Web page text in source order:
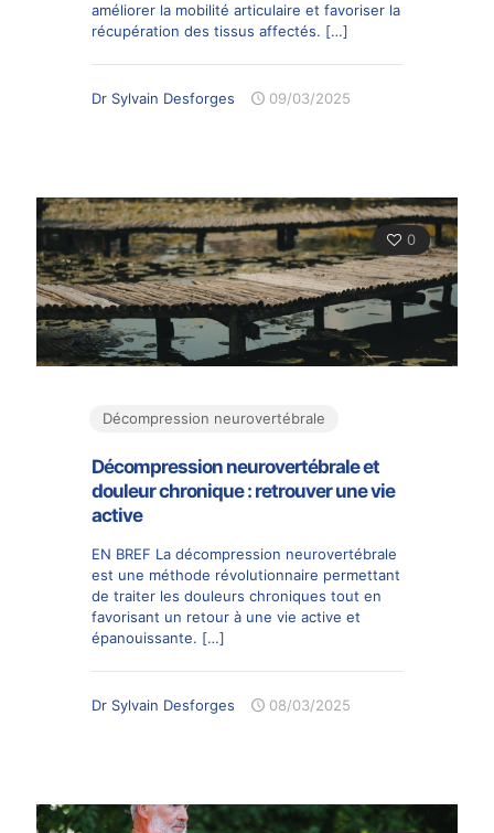
améliorer la mobilité articulaire et favoriser la
récupération des tissus affectés. […]
Dr Sylvain Desforges 09/03/2025
0
Décompression neurovertébrale
Décompression neurovertébrale et
douleur chronique : retrouver une vie
active
EN BREF La décompression neurovertébrale
est une méthode révolutionnaire permettant
de traiter les douleurs chroniques tout en
favorisant un retour à une vie active et
épanouissante. […]
Dr Sylvain Desforges 08/03/2025